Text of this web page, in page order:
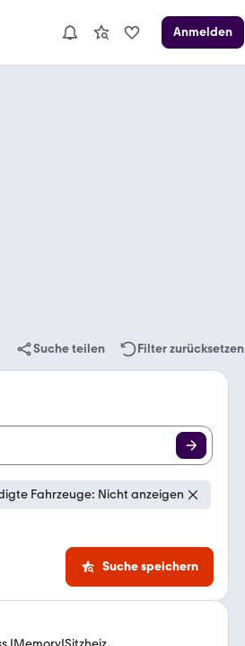
Anmelden
Suche teilen Filter zurücksetzen
Fahrzeuge: Nicht anzeigen
Suche speichern